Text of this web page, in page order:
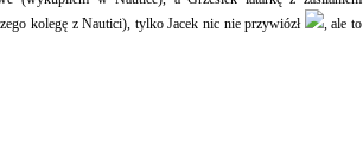
kolegę z Nautici), tylko Jacek nic nie przywiózł
, ale to